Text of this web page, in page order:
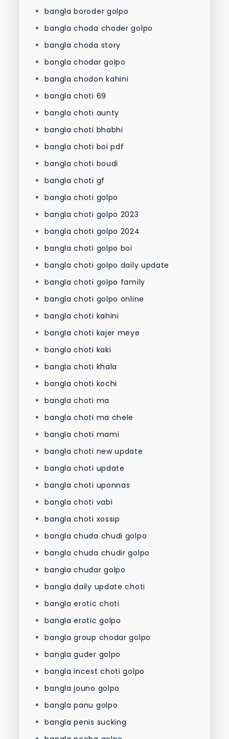
bangla boroder golpo
bangla choda choder golpo
bangla choda story
bangla chodar golpo
bangla chodon kahini
bangla choti 69
bangla choti aunty
bangla choti bhabhi
bangla choti boi pdf
bangla choti boudi
bangla choti gf
bangla choti golpo
bangla choti golpo 2023
bangla choti golpo 2024
bangla choti golpo boi
bangla choti golpo daily update
bangla choti golpo family
bangla choti golpo online
bangla choti kahini
bangla choti kajer meye
bangla choti kaki
bangla choti khala
bangla choti kochi
bangla choti ma
bangla choti ma chele
bangla choti mami
bangla choti new update
bangla choti update
bangla choti uponnas
bangla choti vabi
bangla choti xossip
bangla chuda chudi golpo
bangla chuda chudir golpo
bangla chudar golpo
bangla daily update choti
bangla erotic choti
bangla erotic golpo
bangla group chodar golpo
bangla guder golpo
bangla incest choti golpo
bangla jouno golpo
bangla panu golpo
bangla penis sucking